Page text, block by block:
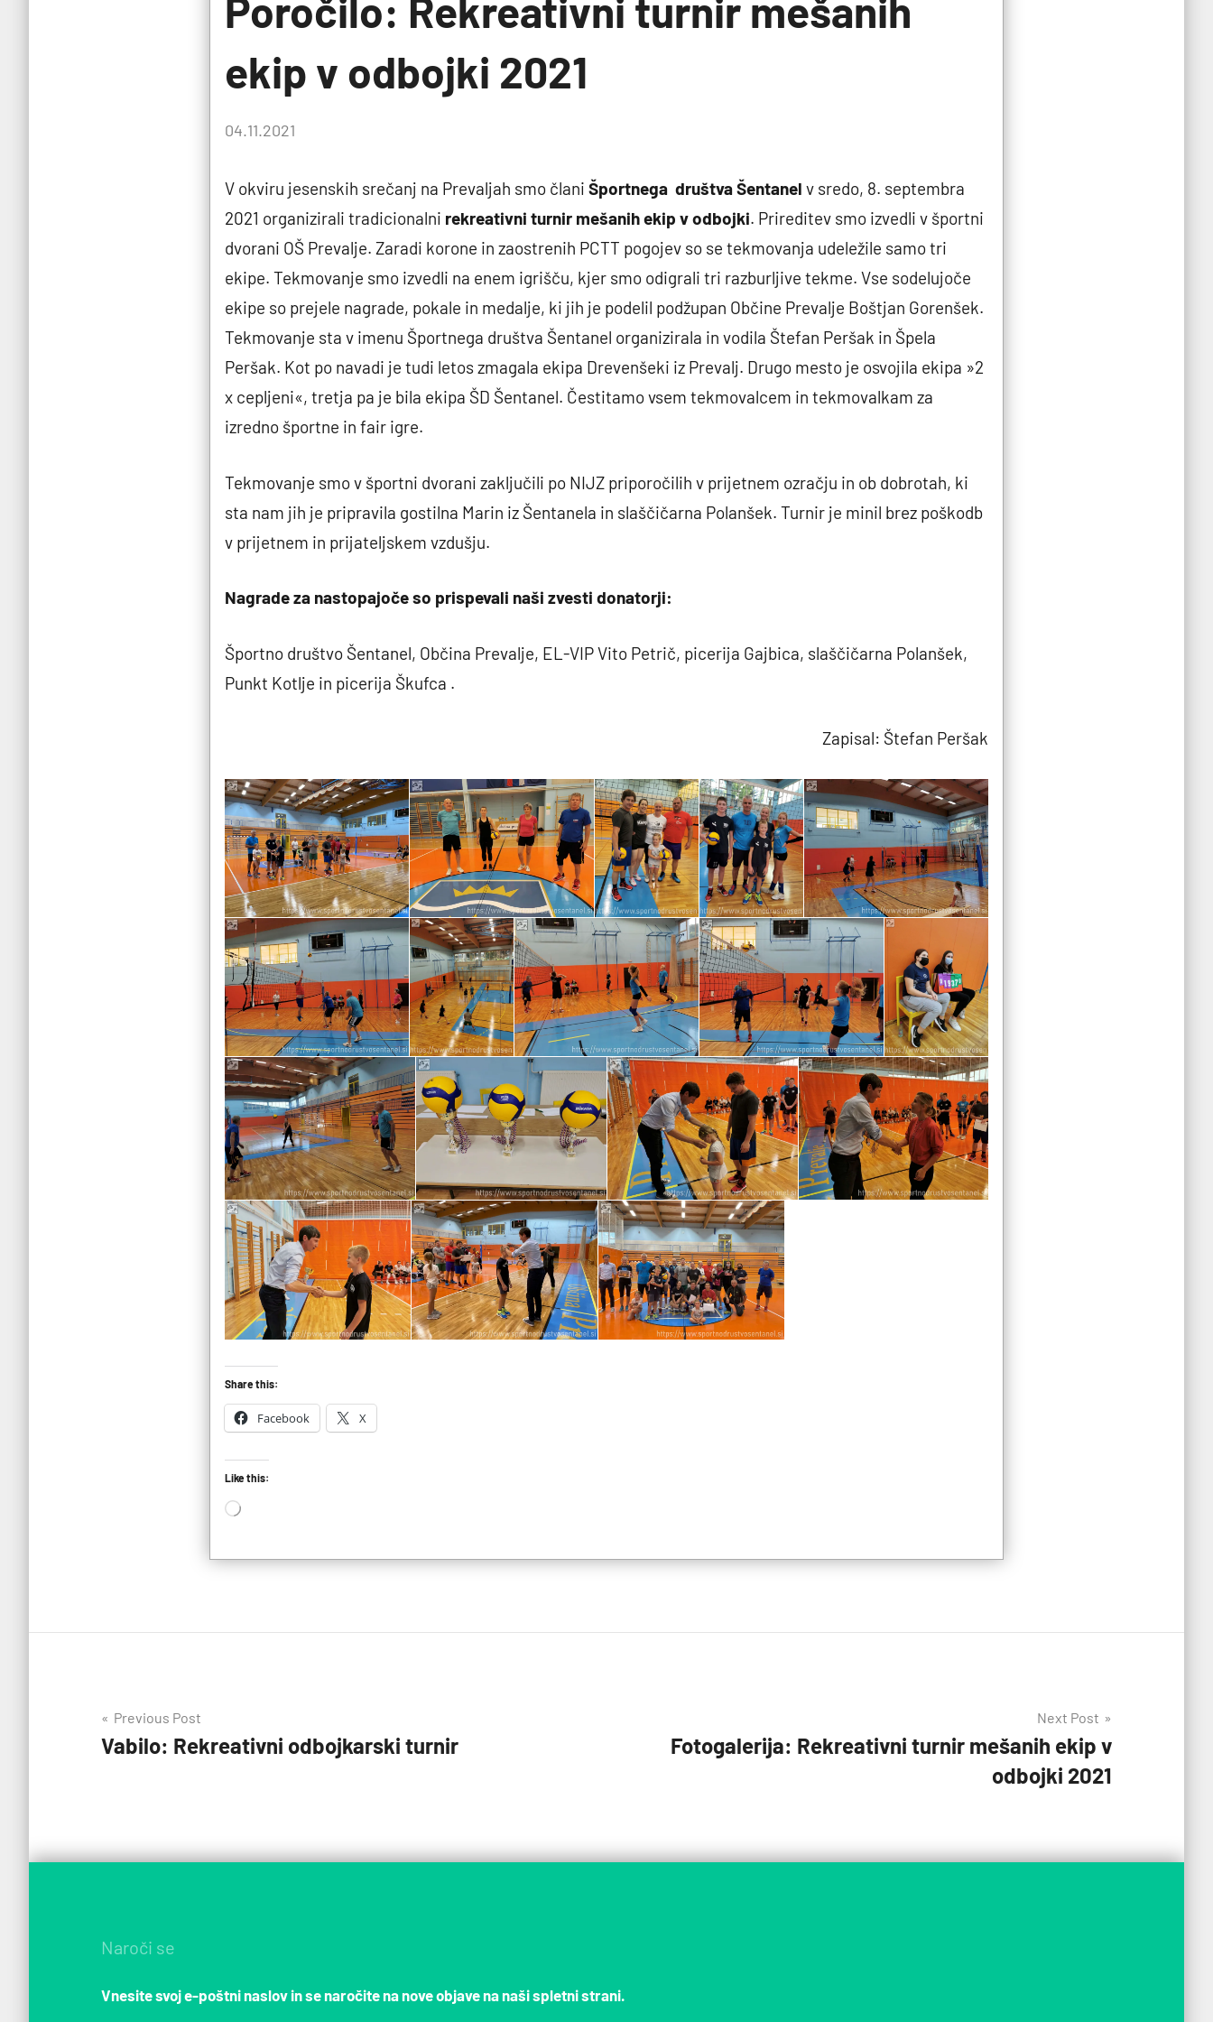
Poročilo: Rekreativni turnir mešanih
ekip v odbojki 2021
by
04.11.2021
V okviru jesenskih srečanj na Prevaljah smo člani Športnega društva Šentanel v sredo, 8. septembra
2021 organizirali tradicionalni rekreativni turnir mešanih ekip v odbojki. Prireditev smo izvedli v športni
dvorani OŠ Prevalje. Zaradi korone in zaostrenih PCTT pogojev so se tekmovanja udeležile samo tri
ekipe. Tekmovanje smo izvedli na enem igrišču, kjer smo odigrali tri razburljive tekme. Vse sodelujoče
ekipe so prejele nagrade, pokale in medalje, ki jih je podelil podžupan Občine Prevalje Boštjan Gorenšek.
Tekmovanje sta v imenu Športnega društva Šentanel organizirala in vodila Štefan Peršak in Špela
Peršak. Kot po navadi je tudi letos zmagala ekipa Drevenšeki iz Prevalj. Drugo mesto je osvojila ekipa »2
x cepljeni«, tretja pa je bila ekipa ŠD Šentanel. Čestitamo vsem tekmovalcem in tekmovalkam za
izredno športne in fair igre.
Tekmovanje smo v športni dvorani zaključili po NIJZ priporočilih v prijetnem ozračju in ob dobrotah, ki
sta nam jih je pripravila gostilna Marin iz Šentanela in slaščičarna Polanšek. Turnir je minil brez poškodb
v prijetnem in prijateljskem vzdušju.
Nagrade za nastopajoče so prispevali naši zvesti donatorji:
Športno društvo Šentanel, Občina Prevalje, EL-VIP Vito Petrič, picerija Gajbica, slaščičarna Polanšek,
Punkt Kotlje in picerija Škufca .
Zapisal: Štefan Peršak
Share this:
Facebook X
Like this:
Loading…
Navigacija
prispevka
Previous Post
Vabilo: Rekreativni odbojkarski turnir
Next Post
Fotogalerija: Rekreativni turnir mešanih ekip v
odbojki 2021
Naroči se
Vnesite svoj e-poštni naslov in se naročite na nove objave na naši spletni strani.